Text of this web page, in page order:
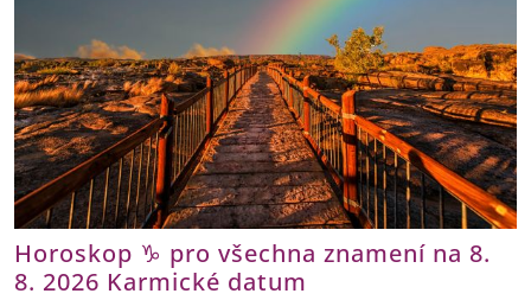
Horoskop ♑ pro všechna znamení na 8.
8. 2026 Karmické datum